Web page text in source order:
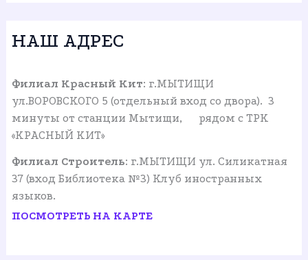
НАШ АДРЕС
Филиал Красный Кит: г.МЫТИЩИ
ул.ВОРОВСКОГО 5 (отдельный вход со двора). 3
минуты от станции Мытищи, рядом с ТРК
«КРАСНЫЙ КИТ»
Филиал Строитель: г.МЫТИЩИ ул. Силикатная
37 (вход Библиотека №3) Клуб иностранных
языков.
ПОСМОТРЕТЬ НА КАРТЕ